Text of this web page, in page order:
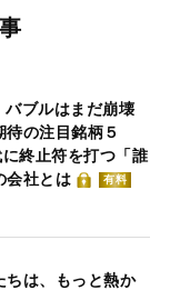
ブルはまだ崩壊
の注目銘柄５
終止符を打つ「誰
会社とは
有料
ちは、もっと熱か